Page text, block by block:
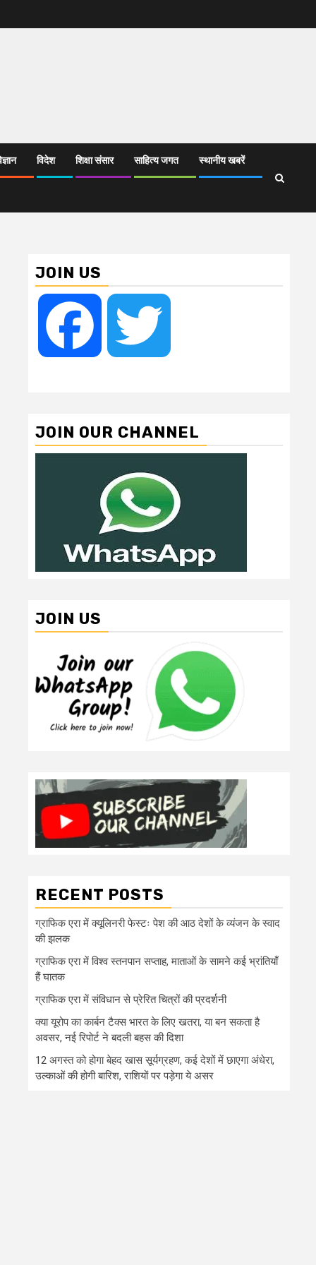
विदेश शिक्षा संसार साहित्य जगत स्थानीय खबरें
JOIN US
Facebook
JOIN OUR CHANNEL
JOIN US
RECENT POSTS
ग्राफिक एरा में क्यूलिनरी फेस्टः पेश की आठ देशों के व्यंजन के स्वाद
की झलक
ग्राफिक एरा में विश्व स्तनपान सप्ताह, माताओं के सामने कई भ्रांतियाँ
हैं घातक
ग्राफिक एरा में संविधान से प्रेरित चित्रों की प्रदर्शनी
क्या यूरोप का कार्बन टैक्स भारत के लिए खतरा, या बन सकता है
अवसर, नई रिपोर्ट ने बदली बहस की दिशा
12 अगस्त को होगा बेहद खास सूर्यग्रहण, कई देशों में छाएगा अंधेरा,
उल्काओं की होगी बारिश, राशियों पर पड़ेगा ये असर